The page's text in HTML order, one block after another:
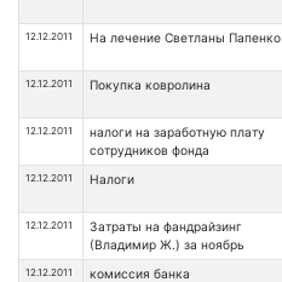
12.12.2011 На лечение Светланы Папенко
12.12.2011 Покупка ковролина
12.12.2011
налоги на заработную плату
сотрудников фонда
12.12.2011 Налоги
12.12.2011
Затраты на фандрайзинг
(Владимир Ж.) за ноябрь
12.12.2011 комиссия банка